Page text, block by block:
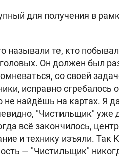
для получения в
называли те, кто
Он должен был
со своей
исправно
не найдёшь на картах. Я
"Чистильщик" уже
всё закончилось,
и технику изъяли.
— "Чистильщик"